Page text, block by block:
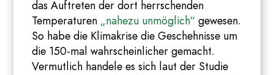
das Auftreten der dort herrschenden
Temperaturen „nahezu unmöglich“ gewesen.
So habe die Klimakrise die Geschehnisse um
die 150-mal wahrscheinlicher gemacht.
Vermutlich handele es sich laut der Studie